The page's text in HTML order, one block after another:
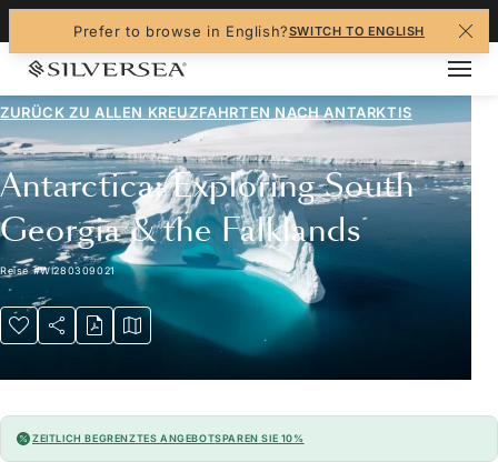
Prefer to browse in English?SWITCH TO ENGLISH
ZURÜCK ZU ALLEN KREUZFAHRTEN NACH ANTARKTIS
Antarctica: Exploring South
Georgia & the Falklands
Reise#WI280309021
ZEITLICH BEGRENZTES ANGEBOTSPAREN SIE 10%